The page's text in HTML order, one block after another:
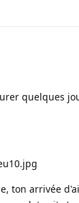
quelques
ton arrivée